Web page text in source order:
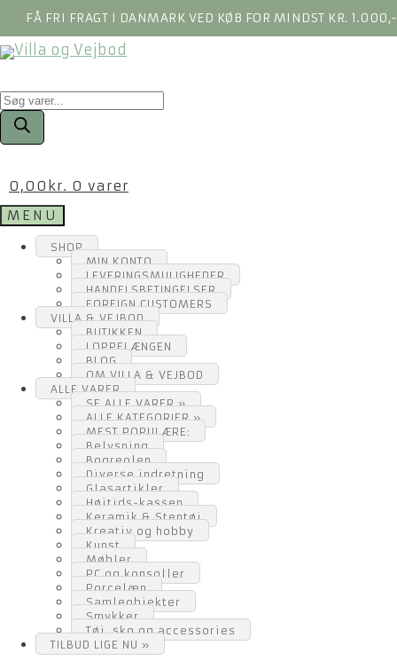
FÅ FRI FRAGT I DANMARK VED KØB FOR MINDST KR. 1.000,-
Products
search
0,00 kr. 0 varer
MENU
SHOP
MIN KONTO
LEVERINGSMULIGHEDER
HANDELSBETINGELSER
FOREIGN CUSTOMERS
VILLA & VEJBOD
BUTIKKEN
LOPPELÆNGEN
BLOG
OM VILLA & VEJBOD
ALLE VARER
SE ALLE VARER »
ALLE KATEGORIER »
MEST POPULÆRE:
Belysning
Bogreolen
Diverse indretning
Glasartikler
Højtids-kassen
Keramik & Stentøj
Kreativ og hobby
Kunst
Møbler
PC og konsoller
Porcelæn
Samleobjekter
Smykker
Tøj, sko og accessories
TILBUD LIGE NU »